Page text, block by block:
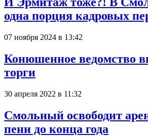
одна порция кадровых
07 ноября 2024 в 13:42
Конюшенное ведомство
торги
30 апреля 2022 в 11:32
Смольный освободит
пени до конца года